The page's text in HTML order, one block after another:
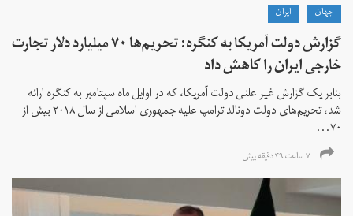
جهان ايران
گزارش دولت آمریکا به کنگره: تحریم‌ها ۷۰ میلیارد دلار تجارت
خارجی ایران را کاهش داد
بنابر یک گزارش غیر علنی دولت آمریکا، که در اوایل ماه سپتامبر به کنگره ارائه
شد، تحریم‌های دولت دونالد ترامپ علیه جمهوری اسلامی از سال ۲۰۱۸ بیش از
۷۰...
۷ ساعت ۴۹ دقیقه پیش